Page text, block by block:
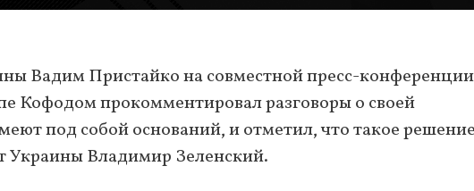
Вадим Пристайко на совместной пресс-конференции
Кофодом прокомментировал разговоры о своей
под собой оснований, и отметил, что такое решение
Украины Владимир Зеленский.